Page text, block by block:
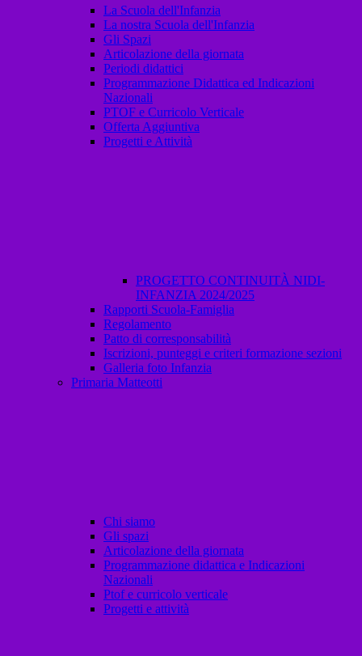
La Scuola dell'Infanzia
La nostra Scuola dell'Infanzia
Gli Spazi
Articolazione della giornata
Periodi didattici
Programmazione Didattica ed Indicazioni
Nazionali
PTOF e Curricolo Verticale
Offerta Aggiuntiva
Progetti e Attività
PROGETTO CONTINUITÀ NIDI-
INFANZIA 2024/2025
Rapporti Scuola-Famiglia
Regolamento
Patto di corresponsabilità
Iscrizioni, punteggi e criteri formazione sezioni
Galleria foto Infanzia
Primaria Matteotti
Chi siamo
Gli spazi
Articolazione della giornata
Programmazione didattica e Indicazioni
Nazionali
Ptof e curricolo verticale
Progetti e attività